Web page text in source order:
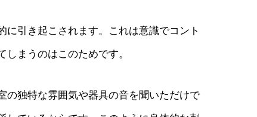
引き起こされます。これは意識でコント
まうのはこのためです。
の独特な雰囲気や器具の音を聞いただけで